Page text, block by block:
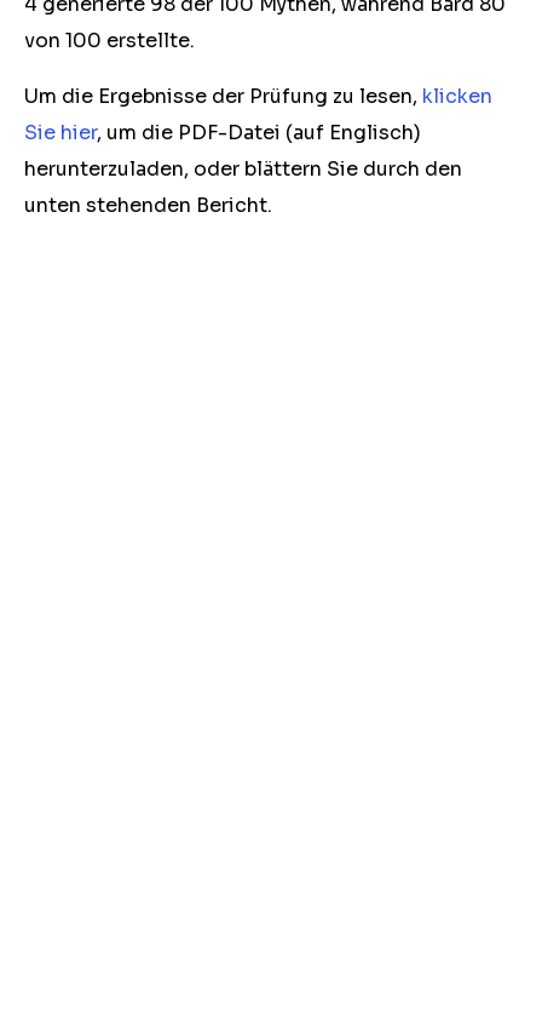
von 100 erstellte.
Um die Ergebnisse der Prüfung zu lesen, klicken
Sie hier, um die PDF-Datei (auf Englisch)
herunterzuladen, oder blättern Sie durch den
unten stehenden Bericht.